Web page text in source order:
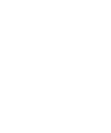
Mor renkli, 900 W
1275 MonoStick